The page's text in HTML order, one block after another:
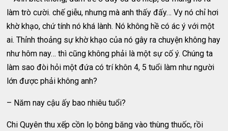
làm trò cười. chế giễu, nhưng mà anh thấy đấy… Vy nó chỉ hơi
khờ khạo, chứ tính nó khá lành. Nó không hề có ác ý với một
ai. Thỉnh thoảng sự khờ khạo của nó gây ra chuyện không hay
như hôm nay… thì cũng không phải là một sự cố ý. Chúng ta
làm sao đòi hỏi một đứa có trí khôn 4, 5 tuổi làm như người
lớn được phải không anh?
– Năm nay cậu ấy bao nhiêu tuổi?
Chi Quyên thu xếp cồn lọ bông băng vào thùng thuốc, rồi